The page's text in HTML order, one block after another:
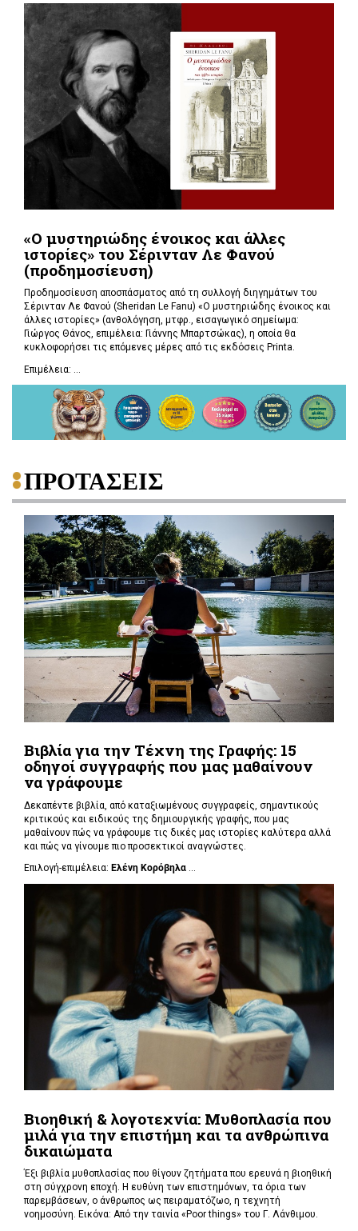
«Ο μυστηριώδης ένοικος και άλλες
ιστορίες» του Σέρινταν Λε Φανού
(προδημοσίευση)
Προδημοσίευση αποσπάσματος από τη συλλογή διηγημάτων του
Σέρινταν Λε Φανού (Sheridan Le Fanu) «Ο μυστηριώδης ένοικος και
άλλες ιστορίες» (ανθολόγηση, μτφρ., εισαγωγικό σημείωμα:
Γιώργος Θάνος, επιμέλεια: Γιάννης Μπαρτσώκας), η οποία θα
κυκλοφορήσει τις επόμενες μέρες από τις εκδόσεις Printa.
Επιμέλεια: ...
ΠΡΟΤΑΣΕΙΣ
Βιβλία για την Τέχνη της Γραφής: 15
οδηγοί συγγραφής που μας μαθαίνουν
να γράφουμε
Δεκαπέντε βιβλία, από καταξιωμένους συγγραφείς, σημαντικούς
κριτικούς και ειδικούς της δημιουργικής γραφής, που μας
μαθαίνουν πώς να γράφουμε τις δικές μας ιστορίες καλύτερα αλλά
και πώς να γίνουμε πιο προσεκτικοί αναγνώστες.
Επιλογή-επιμέλεια: Ελένη Κορόβηλα ...
Βιοηθική & λογοτεχνία: Μυθοπλασία που
μιλά για την επιστήμη και τα ανθρώπινα
δικαιώματα
Έξι βιβλία μυθοπλασίας που θίγουν ζητήματα που ερευνά η βιοηθική
στη σύγχρονη εποχή. Η ευθύνη των επιστημόνων, τα όρια των
παρεμβάσεων, ο άνθρωπος ως πειραματόζωο, η τεχνητή
νοημοσύνη. Εικόνα: Από την ταινία «Poor things» του Γ. Λάνθιμου.